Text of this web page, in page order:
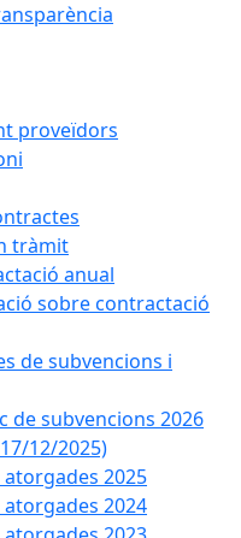
proveïdors
tràmit
anual
sobre contractació
de subvencions i
de subvencions 2026
12/2025)
2025
2024